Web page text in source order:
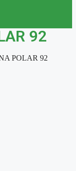
92
POLAR 92